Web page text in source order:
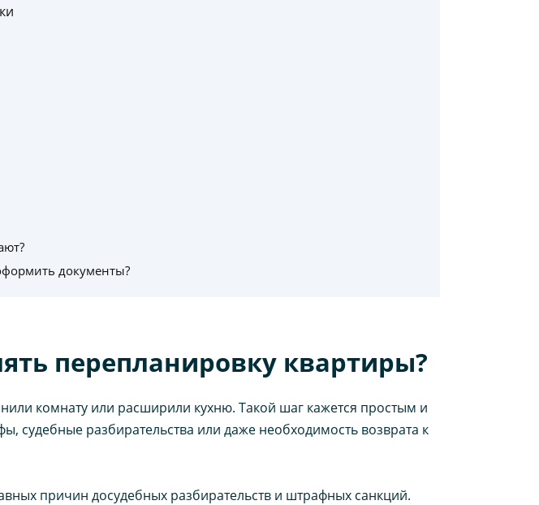
документы?
перепланировку квартиры?
комнату или расширили кухню. Такой шаг кажется простым и
разбирательства или даже необходимость возврата к
причин досудебных разбирательств и штрафных санкций.